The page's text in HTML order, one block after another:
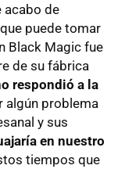
acabo de
puede tomar
Black Magic fue
de su fábrica
respondió a la
algún problema
y sus
en nuestro
tiempos que